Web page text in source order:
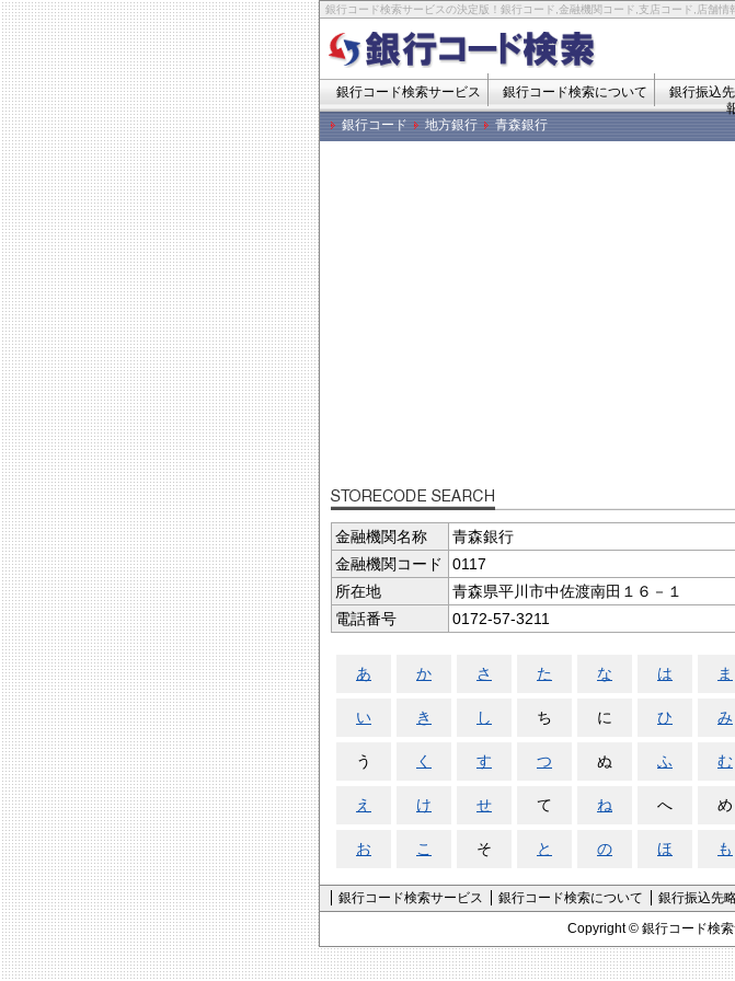
銀行コード検索サービスの決定版！銀行コード,金融機関コード,支店コード,店舗情
銀行コード検索サービス 銀行コード検索について 銀行振込
銀行コード
地方銀行 青森銀行
金融機関名称
青森銀行
金融機関コード
0117
所在地
青森県平川市中佐渡南田１６－１
電話番号
0172-57-3211
あ か さ た な は ま
い き し ち に ひ み
う く す つ ぬ ふ む
え け せ て ね へ め
お こ そ と の ほ も
銀行コード検索サービス 銀行コード検索について 銀行振込先
Copyright © 銀行コード検